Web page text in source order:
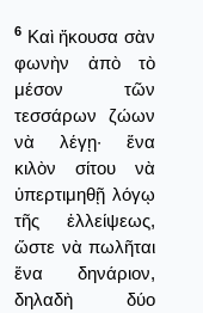
6 Καὶ ἤκουσα σὰν
φωνὴν ἀπὸ τὸ
μέσον τῶν
τεσσάρων ζώων
νὰ λέγῃ· ἕνα
κιλὸν σίτου νὰ
ὑπερτιμηθῇ λόγῳ
τῆς ἐλλείψεως,
ὥστε νὰ πωλῆται
ἕνα δηνάριον,
δηλαδὴ δύο